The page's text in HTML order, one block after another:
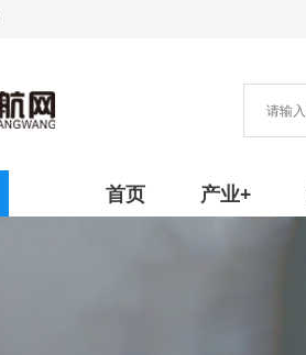
首页 产业+